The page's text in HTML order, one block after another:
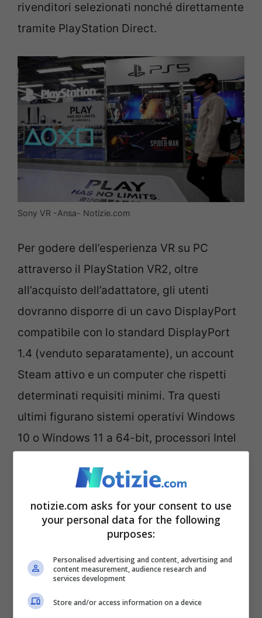
rivenditori selezionati nonché direttamente
tramite PlayStation Direct.
Sony VR -Ansa- Notizie.com
Per godere dell’esperienza VR su PC
attraverso il PlayStation VR2, oltre
all’acquisto dell’adattatore, gli utenti
dovranno disporre di un cavo DisplayPort
compatibile con lo standard DisplayPort
1.4 (venduto separatamente), un account
Steam attivo e un computer che rispetti
determinati requisiti minimi. Tra questi
ultimi figurano sistemi operativi Windows
10 o Windows 11 a 64-bit, processori Intel
architettura Zen 2 o successiva), almeno
8GB di RAM e schede grafiche Nvidia
GeForce RTX 3060 o AMD Radeon RX
6600XT (o modelli successivi), oltre alla
presenza del Bluetooth versione 4.0 o
superiore.
notizie.com asks for your consent to use
your personal data for the following
purposes:
Personalised advertising and content, advertising and
content measurement, audience research and
services development
Store and/or access information on a device